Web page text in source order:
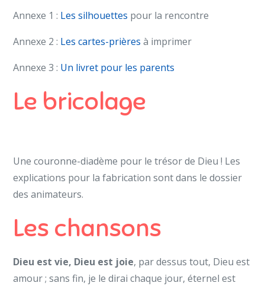
Annexe 1 : Les silhouettes pour la rencontre
Annexe 2 : Les cartes-prières à imprimer
Annexe 3 : Un livret pour les parents
Le bricolage
Une couronne-diadème pour le trésor de Dieu ! Les
explications pour la fabrication sont dans le dossier
des animateurs.
Les chansons
Dieu est vie, Dieu est joie, par dessus tout, Dieu est
amour ; sans fin, je le dirai chaque jour, éternel est